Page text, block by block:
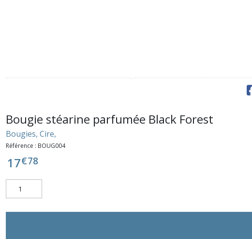
Bougie stéarine parfumée Black Forest
Bougies, Cire,
Référence : BOUG004
17€78